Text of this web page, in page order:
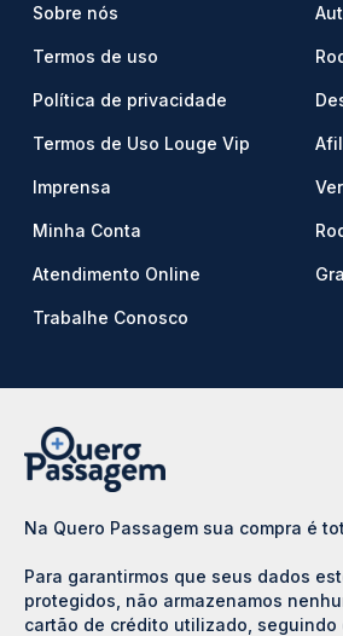
Sobre nós
Termos de uso
Política de privacidade
Termos de Uso Louge Vip
Imprensa
Minha Conta
Atendimento Online
Trabalhe Conosco
Na Quero Passagem sua compra é
Para garantirmos que seus dados
protegidos, não armazenamos
cartão de crédito utilizado, seguindo